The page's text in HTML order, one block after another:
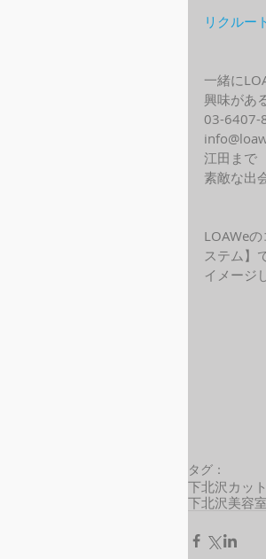
リクルー
一緒に
興味があ
03-6407-
江田まで
素敵な出
LOAWe
ステム】
イメージ
タグ：
下北沢カット
下北沢美容